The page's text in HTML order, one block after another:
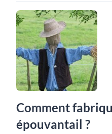
Comment
épouvantail ?